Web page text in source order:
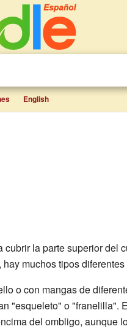
English
la parte superior del
muchos tipos
o con mangas de
"esqueleto" o "franelilla".
del ombligo, aunque